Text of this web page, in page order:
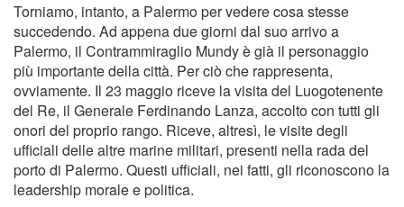
Torniamo, intanto, a Palermo per vedere cosa stesse
succedendo. Ad appena due giorni dal suo arrivo a
Palermo, il Contrammiraglio Mundy è già il personaggio
più importante della città. Per ciò che rappresenta,
ovviamente. Il 23 maggio riceve la visita del Luogotenente
del Re, il Generale Ferdinando Lanza, accolto con tutti gli
onori del proprio rango. Riceve, altresì, le visite degli
ufﬁciali delle altre marine militari, presenti nella rada del
porto di Palermo. Questi ufﬁciali, nei fatti, gli riconoscono la
leadership morale e politica.